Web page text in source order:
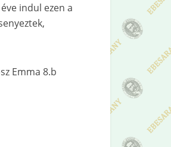
indul ezen a
Emma 8.b